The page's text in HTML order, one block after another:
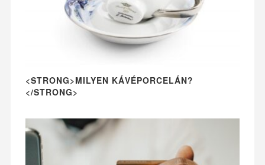
<STRONG>MILYEN KÁVÉPORCELÁN?
</STRONG>